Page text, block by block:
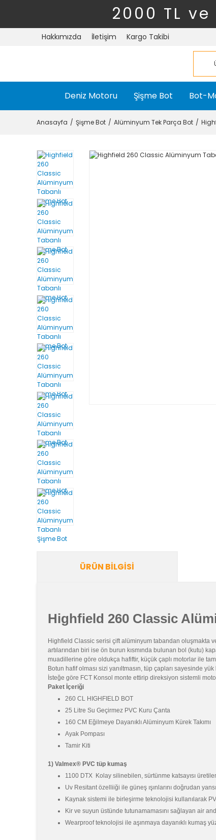
2000 TL ve
Hakkımızda İletişim Kargo Takibi
Deniz Motoru Şişme Bot Bot-
Anasayfa Şişme Bot Alüminyum Tek Parça Bot
ÜRÜN BILGISI
Highfield 260 Classic
Highfield Classic serisi çift alüminyum tabandan oluşmakta
artılarından biri ise ön burun kısmında bulunan bol (kutu)
muadillerine göre oldukça hafiftir, küçük çaplı motorlar ile
Botun hafif olması sizi yanıltmasın, tüp çapları sayesinde
İsteğe göre FCT Konsol monte ettirip direksiyon sistemli
Paket İçeriği
260 CL HIGHFIELD BOT
25 Litre Su Geçirmez PVC Kuru Çanta
160 CM Eğilmeye Dayanıklı Alüminyum Kürek Takımı
Ayak Pompası
Tamir Kiti
1) Valmex® PVC tüp kumaş
1100 DTX Kolay silinebilen, sürtünme katsayısı
Uv Resitant özelliiği ile güneş ışınlarını doğrudan
Kaynak sistemi ile birleşirme teknolojisi kullanılarak
Kir ve suyun üstünde tutunamamasını sağlayan air
Wearproof teknolojisi ile aşınmaya dayanıklı kumaş